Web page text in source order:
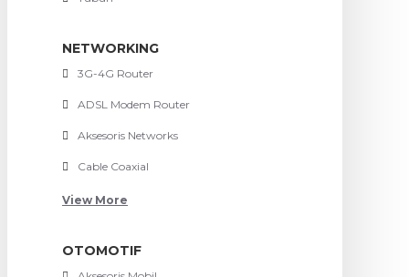
NETWORKING
3G-4G Router
ADSL Modem Router
Aksesoris Networks
Cable Coaxial
View More
OTOMOTIF